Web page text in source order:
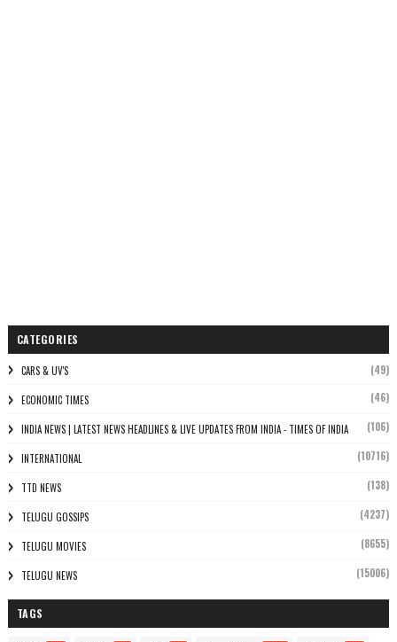
CATEGORIES
CARS & UV'S (49)
ECONOMIC TIMES (46)
INDIA NEWS | LATEST NEWS HEADLINES & LIVE UPDATES FROM INDIA - TIMES OF INDIA (106)
INTERNATIONAL (10716)
TTD NEWS (138)
TELUGU GOSSIPS (4237)
TELUGU MOVIES (8655)
TELUGU NEWS (15006)
TAGS